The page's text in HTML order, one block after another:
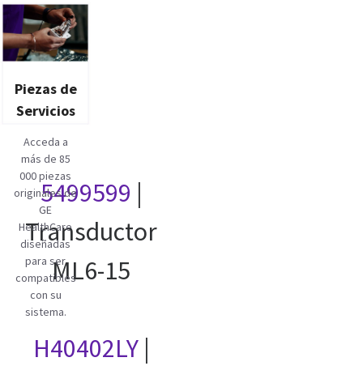
Piezas de
Servicios
Acceda a
más de 85
000 piezas
originales de
GE
HealthCare
diseñadas
para ser
compatibles
con su
sistema.
5499599 |
Transductor
ML6-15
H40402LY|